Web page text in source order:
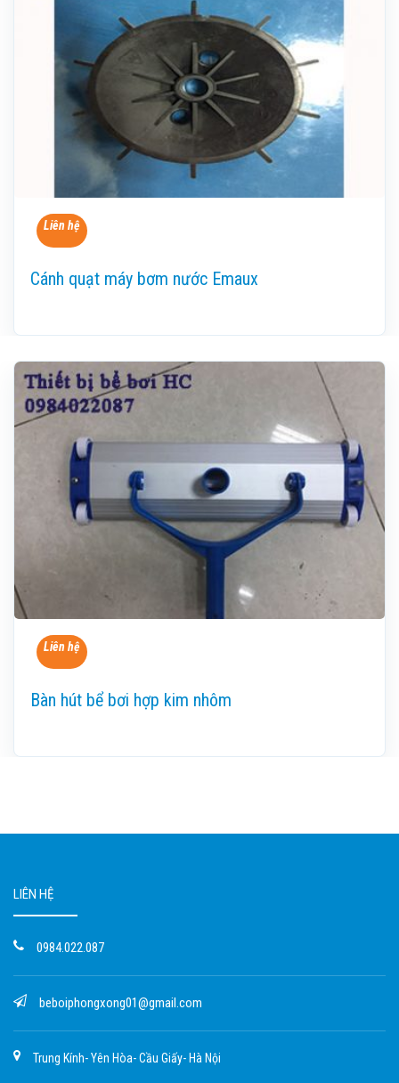
Liên hệ
Cánh quạt máy bơm nước Emaux
Liên hệ
Bàn hút bể bơi hợp kim nhôm
LIÊN HỆ
0984.022.087
beboiphongxong01@gmail.com
Trung Kính- Yên Hòa- Cầu Giấy- Hà Nội